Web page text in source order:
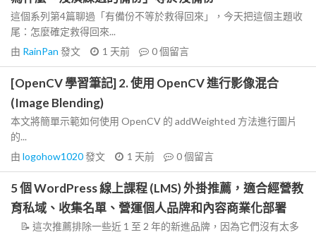
這個系列第4篇聊過「有備份不等於救得回來」，今天把這個主題收
尾：怎麼確定救得回來...
由 RainPan 發文 1 天前 0個留言
[OpenCV 學習筆記] 2. 使用 OpenCV 進行影像混合
(Image Blending)
本文將簡單示範如何使用 OpenCV 的 addWeighted 方法進行圖片
的...
由 logohow1020發文 1 天前 0個留言
5 個 WordPress 線上課程 (LMS) 外掛推薦，適合經營教
育私域、收集名單、營運個人品牌和內容商業化部署
📝 這次推薦排除一些近 1 至 2 年的新進品牌，因為它們沒有太多